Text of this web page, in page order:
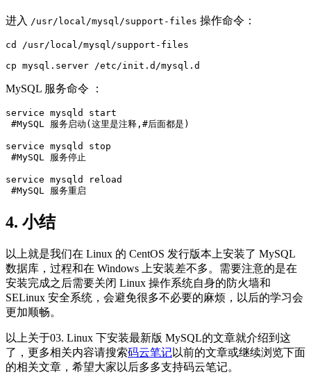
进入 /usr/local/mysql/support-files 操作命令：
cd /usr/local/mysql/support-files
MySQL 服务命令 ：
service mysqld start
#MySQL 服务启动(这里是注释,#后面都是)
service mysqld stop
#MySQL 服务停止
service mysqld reload
4. 小结
以上就是我们在 Linux 的 CentOS 发行版本上安装了 MySQL
数据库，过程和在 Windows 上安装差不多。需要注意的是在
安装完成之后需要关闭 Linux 操作系统自身的防火墙和
SELinux 安全系统，会避免很多不必要的麻烦，以后的学习会
更加顺畅。
以上关于03. Linux 下安装最新版 MySQL的文章就介绍到这
了，更多相关内容请搜索码云笔记以前的文章或继续浏览下面
的相关文章，希望大家以后多多支持码云笔记。